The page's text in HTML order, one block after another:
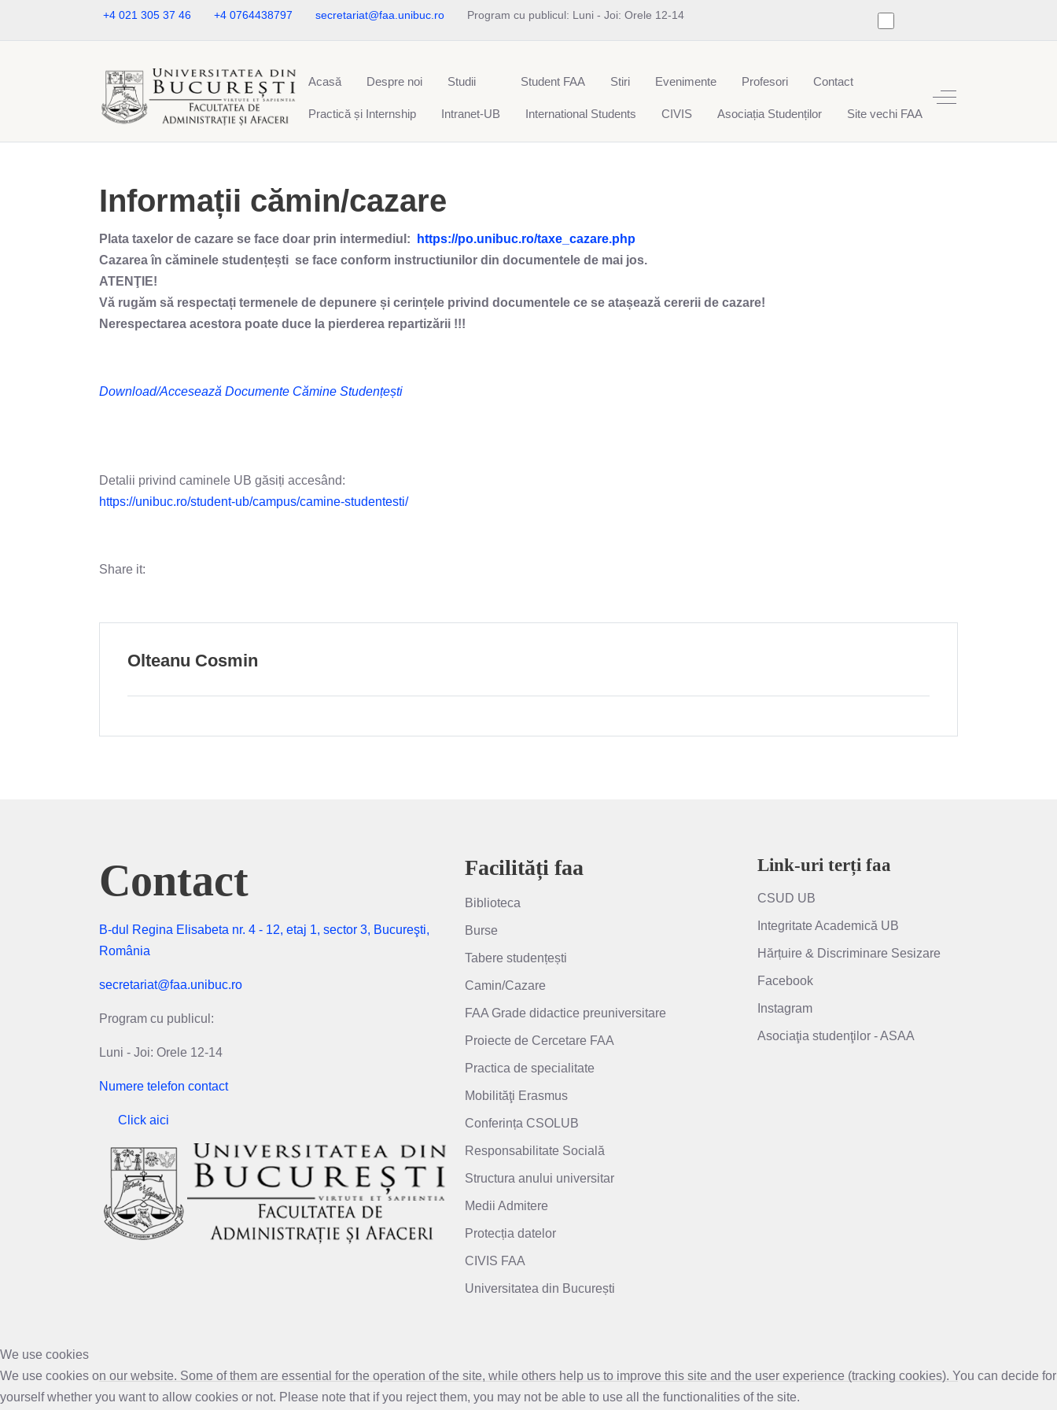
+4 021 305 37 46 +4 0764438797 secretariat@faa.unibuc.ro Program cu publicul: Luni - Joi: Orele 12-14
Acasă Despre noi Studii Student FAA Stiri Evenimente Profesori Contact
Practică și Internship Intranet-UB International Students CIVIS Asociația Studenților Site vechi FAA
Off-Canvas Toggle
Informații cămin/cazare
Plata taxelor de cazare se face doar prin intermediul:
https://po.unibuc.ro/taxe_cazare.php
Cazarea în căminele studențești se face conform instructiunilor din documentele de mai jos.
ATENŢIE!
Vă rugăm să respectați termenele de depunere și cerințele privind documentele ce se atașează cererii de cazare!
Nerespectarea acestora poate duce la pierderea repartizării !!!
Download/Accesează Documente Cămine Studențești
Detalii privind caminele UB găsiți accesând:
https://unibuc.ro/student-ub/campus/camine-studentesti/
Share it:
Olteanu Cosmin
Contact
B-dul Regina Elisabeta nr. 4 - 12, etaj 1, sector 3, Bucureşti,
România
secretariat@faa.unibuc.ro
Program cu publicul:
Luni - Joi: Orele 12-14
Numere telefon contact
Click aici
Facilități faa
Biblioteca
Burse
Tabere studențești
Camin/Cazare
FAA Grade didactice preuniversitare
Proiecte de Cercetare FAA
Practica de specialitate
Mobilităţi Erasmus
Conferința CSOLUB
Responsabilitate Socială
Structura anului universitar
Medii Admitere
Protecția datelor
CIVIS FAA
Universitatea din București
Link-uri terți faa
CSUD UB
Integritate Academică UB
Hărțuire & Discriminare Sesizare
Facebook
Instagram
Asociaţia studenţilor - ASAA
We use cookies
We use cookies on our website. Some of them are essential for the operation of the site, while others help us to improve this site and the user experience (tracking cookies). You can decide for
yourself whether you want to allow cookies or not. Please note that if you reject them, you may not be able to use all the functionalities of the site.